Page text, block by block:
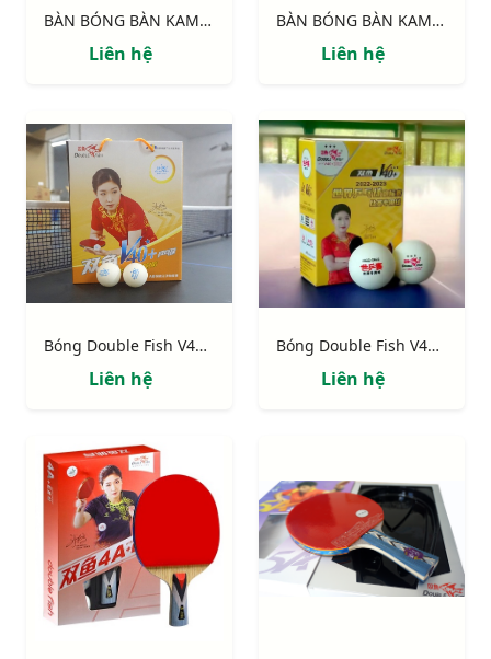
BÀN BÓNG BÀN KAMITO KM6818 V2
Liên hệ
BÀN BÓNG BÀN KAMITO KM6815 V2
Liên hệ
Bóng Double Fish V40+ 1 sao 100q/hộp
Liên hệ
Bóng Double Fish V40+ 3sao 6 quả
Liên hệ